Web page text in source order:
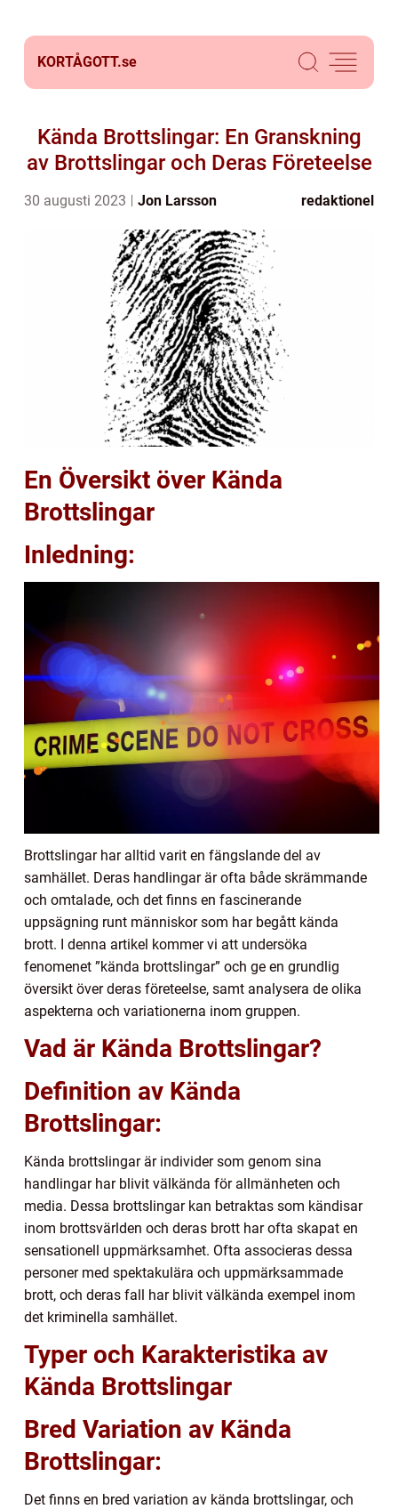
KORTÅGOTT.se
Kända Brottslingar: En Granskning
av Brottslingar och Deras Företeelse
30 augusti 2023 Jon Larsson redaktionel
En Översikt över Kända
Brottslingar
Inledning:
Brottslingar har alltid varit en fängslande del av
samhället. Deras handlingar är ofta både skrämmande
och omtalade, och det finns en fascinerande
uppsägning runt människor som har begått kända
brott. I denna artikel kommer vi att undersöka
fenomenet ”kända brottslingar” och ge en grundlig
översikt över deras företeelse, samt analysera de olika
aspekterna och variationerna inom gruppen.
Vad är Kända Brottslingar?
Definition av Kända
Brottslingar:
Kända brottslingar är individer som genom sina
handlingar har blivit välkända för allmänheten och
media. Dessa brottslingar kan betraktas som kändisar
inom brottsvärlden och deras brott har ofta skapat en
sensationell uppmärksamhet. Ofta associeras dessa
personer med spektakulära och uppmärksammade
brott, och deras fall har blivit välkända exempel inom
det kriminella samhället.
Typer och Karakteristika av
Kända Brottslingar
Bred Variation av Kända
Brottslingar:
Det finns en bred variation av kända brottslingar, och